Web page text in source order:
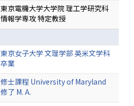
東京電機大学大学院 理工学研究科
情報学専攻 特定教授
東京女子大学 文理学部 英米文学科
卒業
修士課程 University of Maryland
修了 M. A.